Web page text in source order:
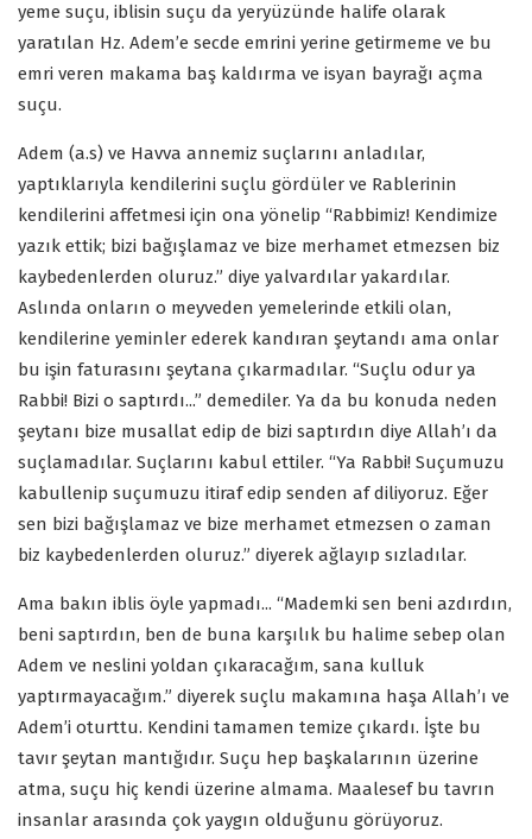
yeme suçu, iblisin suçu da yeryüzünde halife olarak
yaratılan Hz. Adem’e secde emrini yerine getirmeme ve bu
emri veren makama baş kaldırma ve isyan bayrağı açma
suçu.
Adem (a.s) ve Havva annemiz suçlarını anladılar,
yaptıklarıyla kendilerini suçlu gördüler ve Rablerinin
kendilerini affetmesi için ona yönelip “Rabbimiz! Kendimize
yazık ettik; bizi bağışlamaz ve bize merhamet etmezsen biz
kaybedenlerden oluruz.” diye yalvardılar yakardılar.
Aslında onların o meyveden yemelerinde etkili olan,
kendilerine yeminler ederek kandıran şeytandı ama onlar
bu işin faturasını şeytana çıkarmadılar. “Suçlu odur ya
Rabbi! Bizi o saptırdı...” demediler. Ya da bu konuda neden
şeytanı bize musallat edip de bizi saptırdın diye Allah’ı da
suçlamadılar. Suçlarını kabul ettiler. “Ya Rabbi! Suçumuzu
kabullenip suçumuzu itiraf edip senden af diliyoruz. Eğer
sen bizi bağışlamaz ve bize merhamet etmezsen o zaman
biz kaybedenlerden oluruz.” diyerek ağlayıp sızladılar.
Ama bakın iblis öyle yapmadı... “Mademki sen beni azdırdın,
beni saptırdın, ben de buna karşılık bu halime sebep olan
Adem ve neslini yoldan çıkaracağım, sana kulluk
yaptırmayacağım.” diyerek suçlu makamına haşa Allah’ı ve
Adem’i oturttu. Kendini tamamen temize çıkardı. İşte bu
tavır şeytan mantığıdır. Suçu hep başkalarının üzerine
atma, suçu hiç kendi üzerine almama. Maalesef bu tavrın
insanlar arasında çok yaygın olduğunu görüyoruz.